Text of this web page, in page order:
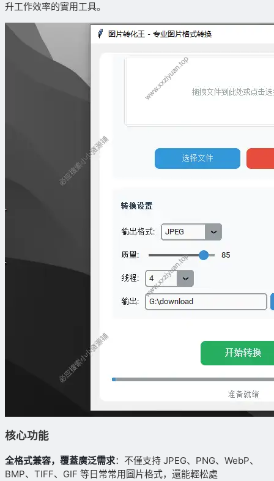
升工作效率的實用工具。
核心功能
全格式兼容，覆蓋廣泛需求：不僅支持 JPEG、PNG、WebP、
BMP、TIFF、GIF 等日常常用圖片格式，還能輕松處